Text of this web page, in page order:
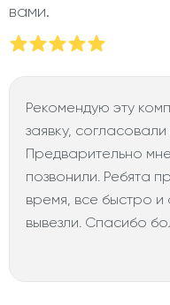
вами.
Рекомендую эту
заявку,
Предварительно
позвонили. Ребята
время, все быстро
вывезли. Спасибо